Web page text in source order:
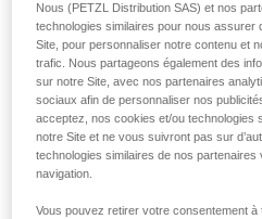
Nous (PETZL Distribution SAS) et nos
technologies similaires pour nous assurer
Site, pour personnaliser notre contenu et
trafic. Nous partageons également des
sur notre Site, avec nos partenaires
sociaux afin de personnaliser nos
acceptez, nos cookies et/ou technologies
notre Site et ne vous suivront pas sur
technologies similaires de nos
navigation.
Vous pouvez retirer votre consentement